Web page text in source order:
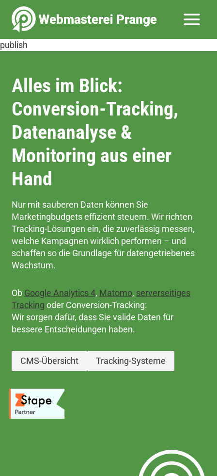
Inhalt
springen
publish
Alles im Blick:
Conversion-Tracking,
Datenanalyse &
Monitoring aus einer
Hand
Nur mit sauberen Daten können Sie
Marketingbudgets effizient steuern. Wir richten
Tracking-Lösungen ein, die zuverlässig messen,
welche Kampagnen wirklich performen – und
schaffen so die Grundlage für datengetriebenes
Wachstum.
Ob Google Analytics 4, Matomo, serverseitiges
Tracking oder Conversion-Tracking:
Wir sorgen dafür, dass Sie valide Daten für
bessere Entscheidungen haben.
CMS-Übersicht Tracking-Systeme